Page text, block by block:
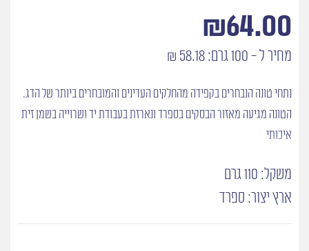
₪64.00
מחיר ל - 100 גרם: 58.18 ₪
נתחי טונה הנבחרים בקפידה מהחלקים העדינים והמובחרים ביותר של הדג.
הטונה מגיעה מאזור הבסקים בספרד ונארזת בעבודת יד ושרוייה בשמן זית
איכותי
משקל: 110 גרם
ארץ יצור: ספרד